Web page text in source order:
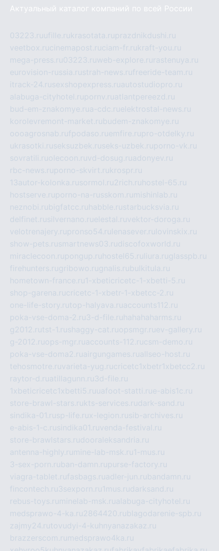
Актуальный каталог компаний по всей России
03223.ruufille.rukrasotata.ruprazdnikdushi.ru
veetbox.rucinemapost.ruciam-fr.rukraft-you.ru
mega-press.ru03223.ruweb-explore.ru rastenuya.ru
eurovision-russia.rustrah-news.rufreeride-team.ru
itrack-24.rusexshopexpress.ruautostudiopro.ru
alabuga-cityhotel.rupornv.ruatlantpereezd.ru
bud-em-znakomye.rua-cdc.ruelektrostal-news.ru
korolevremont-market.rubudem-znakomye.ru
oooagrosnab.rufpodaso.ruemfire.rupro-otdelky.ru
ukrasotki.ruseksuzbek.ruseks-uzbek.ruporno-vk.ru
sovratili.ruolecoon.ruvd-dosug.ruadonyev.ru
rbc-news.ruporno-skvirt.rukrospr.ru
13autor-kolonka.rusormol.ru2rich.ru hostel-65.ru
hostserve.ruporno-na-russkom.ru mishinlab.ru
neznobi.rubigfatcc.ru habble.rustarbucksvia.ru
delfinet.rusilvernano.ruelestal.ruvektor-doroga.ru
velotrenajery.rupronso54.ru lenasever.ru lovinskix.ru
show-pets.rusmartnews03.rudiscofoxworld.ru
miraclecoon.rupongup.ru hostel65.ru liura.ruglasspb.ru
firehunters.rugribowo.rugnalis.rubulkitula.ru
hometown-france.ru1-xbeticricetc-1-xbetti-5.ru
shop-garena.rucricetc-1-xbetr-1-xbetcc-2.ru
one-life-story.rutop-halyava.ruaccounts112.ru
poka-vse-doma-2.ru3-d-file.ru hahahaharms.ru
g2012.rutst-1.rushaggy-cat.ruopsmgr.ruev-gallery.ru
g-2012.ruops-mgr.ruaccounts-112.rucsm-demo.ru
poka-vse-doma2.ruairgungames.ruallseo-host.ru
tehosmotre.ruvarieta-yug.rucricetc1xbetr1xbetcc2.ru
raytor-d.ruatillagunn.ru3d-file.ru
1xbeticricetc1xbetti5.ruuafoot-statti.rue-abis1c.ru
store-brawl-stars.rukts-services.rudark-sand.ru
sindika-01.rusp-life.rux-legion.rusib-archives.ru
e-abis-1-c.rusindika01.ruvenda-festival.ru
store-brawlstars.rudooraleksandria.ru
antenna-highly.ru mine-lab-msk.ru1-mus.ru
3-sex-porn.ruban-damn.rupurse-factory.ru
viagra-tablet.rufasbags.ruadler-jun.rubandamn.ru
fincontech.ru3sexporn.ru1mus.rudarksand.ru
rebus-toys.ru minelab-msk.rualabuga-cityhotel.ru
medsprawo-4-ka.ru2864420.rublagodarenie-spb.ru
zajmy24.rutovudyi-4-kuhnyanazakaz.ru
brazzerscom.ru medsprawo4ka.ru